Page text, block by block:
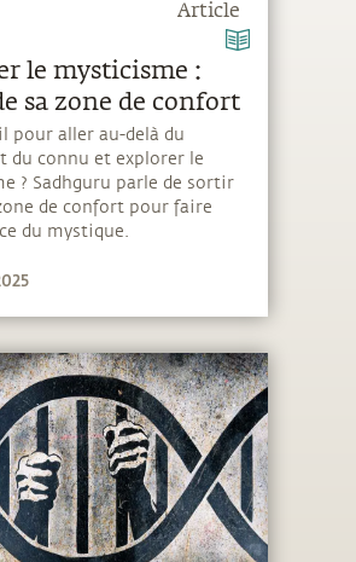
Article
le mysticisme :
sa zone de confort
pour aller au-delà du
du connu et explorer le
? Sadhguru parle de sortir
de confort pour faire
du mystique.